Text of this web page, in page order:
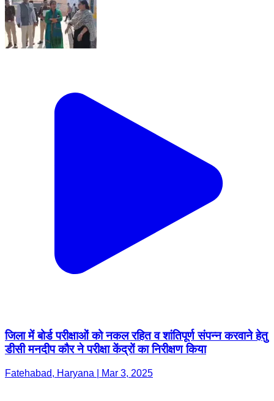
जिला में बोर्ड परीक्षाओं को नकल रहित व शांतिपूर्ण संपन्न करवाने हेतु
डीसी मनदीप कौर ने परीक्षा केंद्रों का निरीक्षण किया
Fatehabad, Haryana | Mar 3, 2025